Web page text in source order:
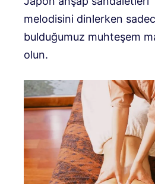
melodisini dinlerken
bulduğumuz muhteşem
olun.